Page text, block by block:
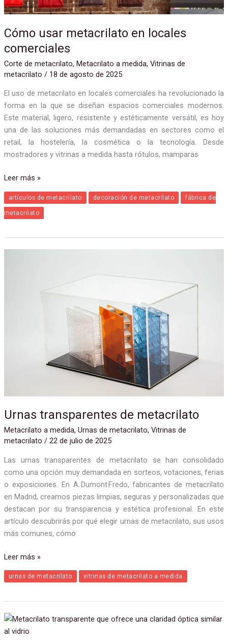
Cómo usar metacrilato en locales
comerciales
Corte de metacrilato, Metacrilato a medida, Vitrinas de
metacrilato / 18 de agosto de 2025
El uso de metacrilato en locales comerciales ha revolucionado la
forma en la que se diseñan espacios comerciales modernos.
Este material, ligero, resistente y estéticamente versátil, es hoy
una de las soluciones más demandadas en sectores como el
retail, la hostelería, la cosmética o la tecnología. Desde
mostradores y vitrinas a medida hasta rótulos, mamparas
Leer más »
artículos de metacrilato decoración de metacrilato fábrica de
metacrilato
Urnas transparentes de metacrilato
Metacrilato a medida, Urnas de metacrilato, Vitrinas de
metacrilato / 22 de julio de 2025
Las urnas transparentes de metacrilato se han consolidado
como una opción muy demandada en sorteos, votaciones, ferias
o exposiciones. En A. Dumont Fredo, fabricantes de metacrilato
en Madrid, creamos piezas limpias, seguras y personalizadas que
destacan por su transparencia y estética profesional. En este
artículo descubrirás por qué elegir urnas de metacrilato, sus usos
más comunes, cómo
Leer más »
urnas de metacrilato vitrinas de metacrilato a medida
Todo
sobre